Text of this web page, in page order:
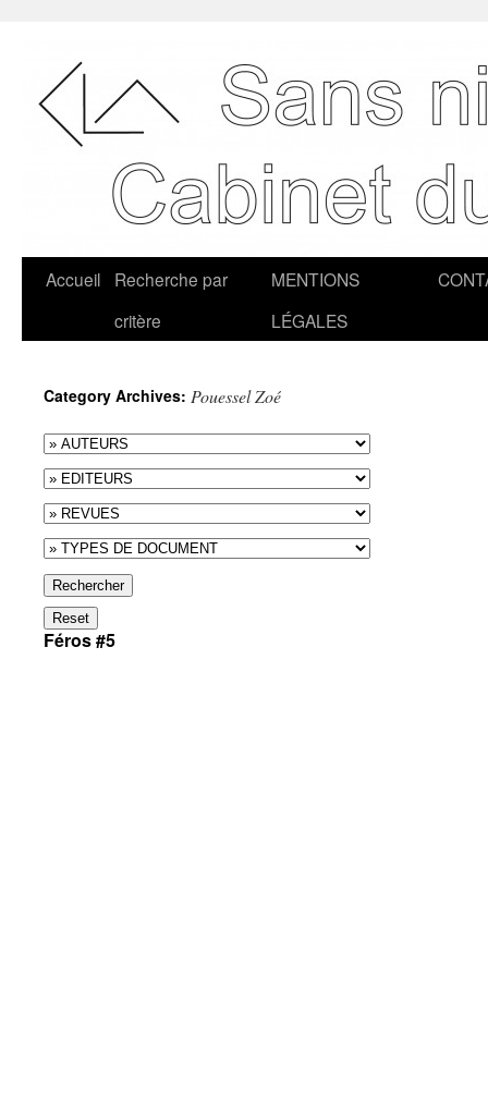
Accueil
Recherche par
critère
MENTIONS
LÉGALES
Category Archives: Pouessel Zoé
Rechercher
Reset
Féros #5